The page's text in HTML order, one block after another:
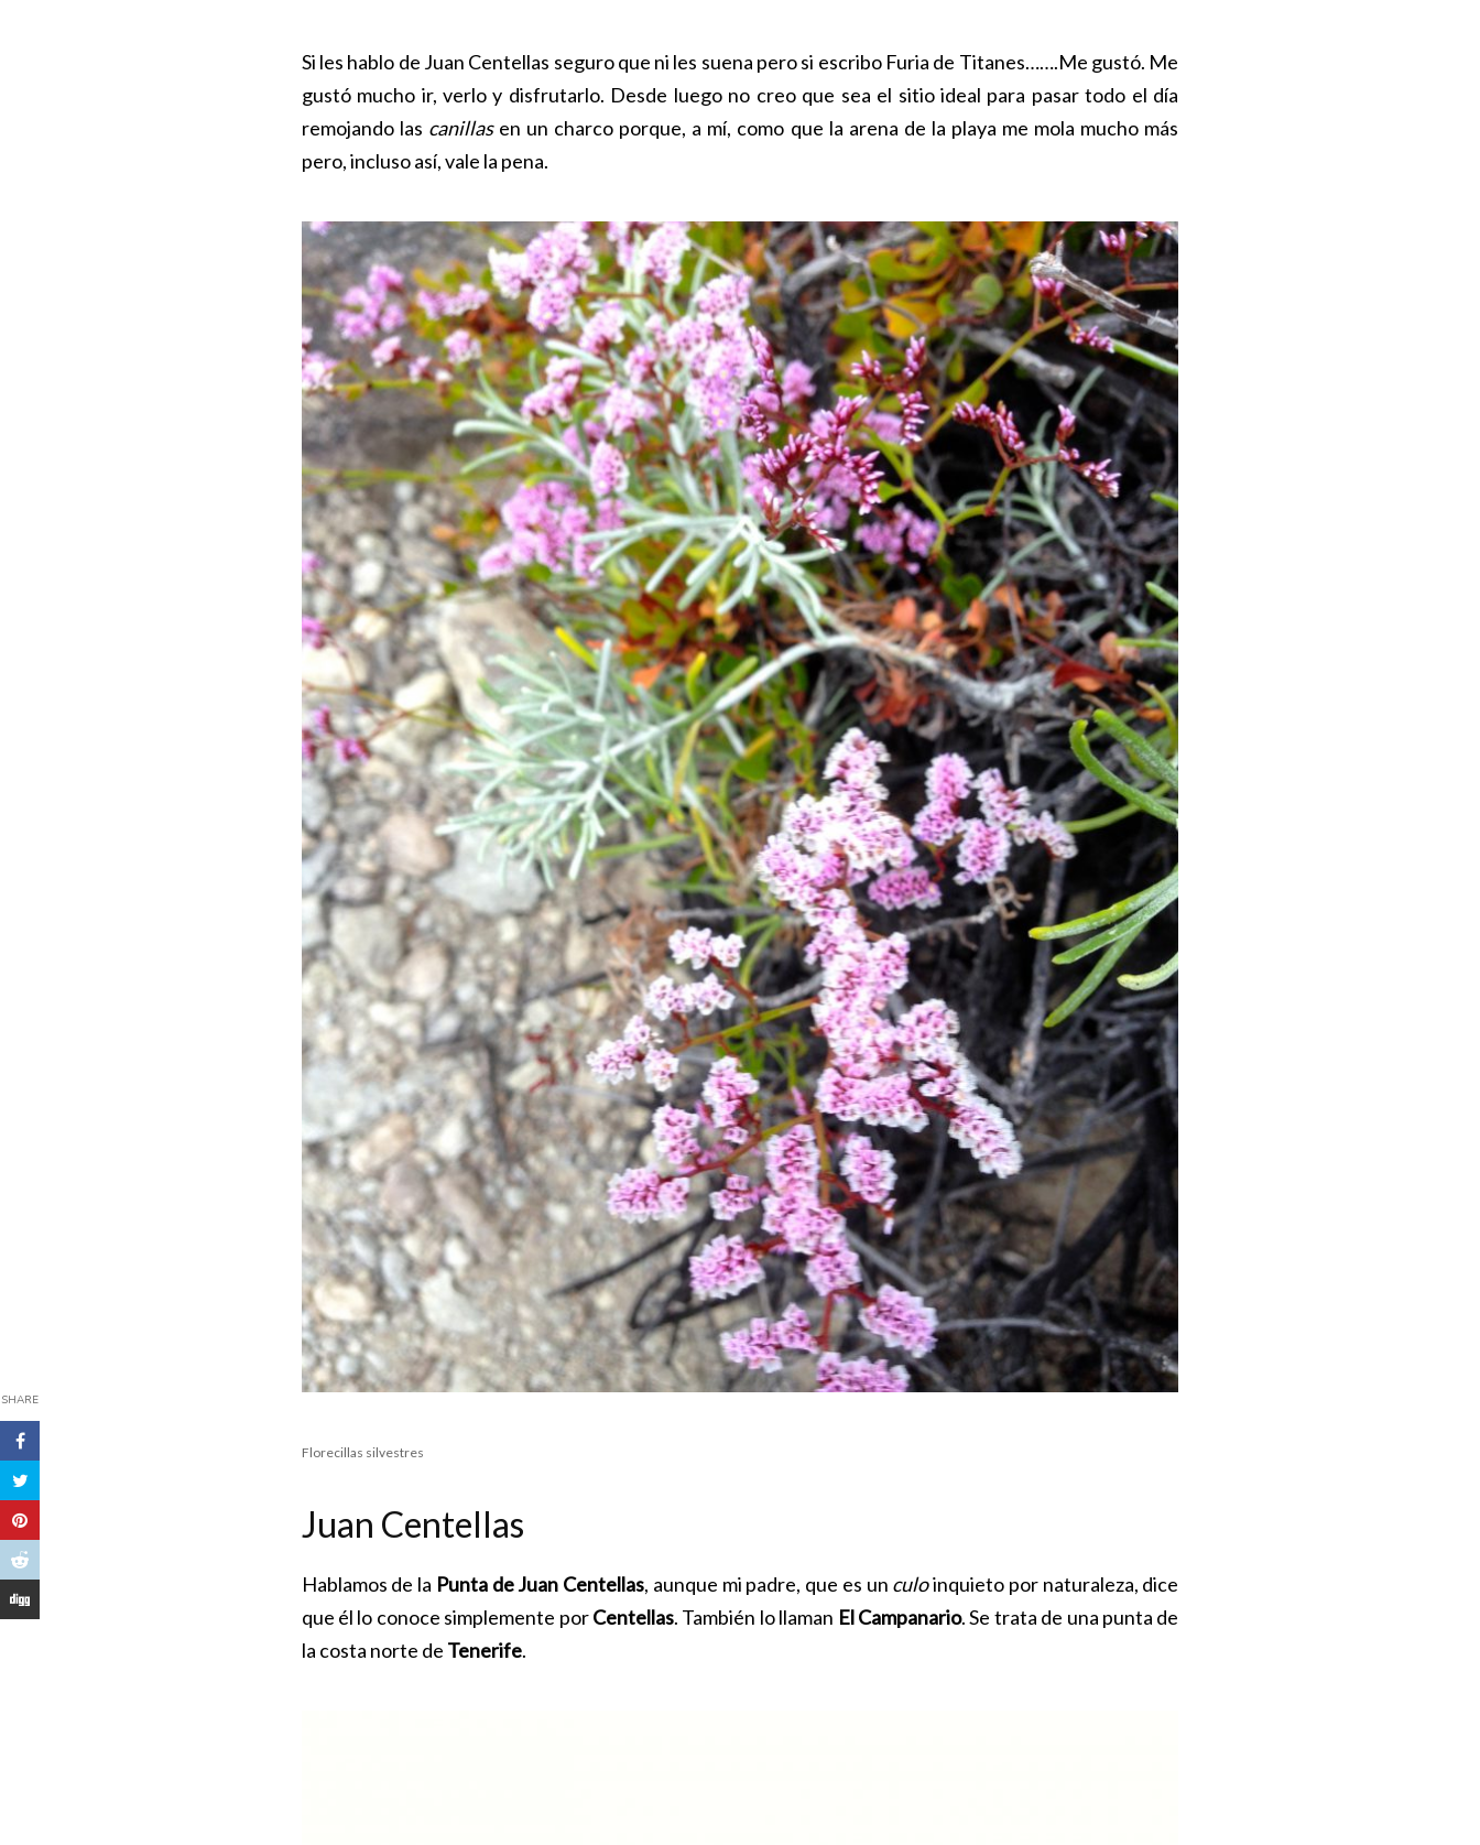
SHARE
Si les hablo de Juan Centellas seguro que ni les suena pero si escribo Furia de Titanes…….Me gustó. Me
gustó mucho ir, verlo y disfrutarlo. Desde luego no creo que sea el sitio ideal para pasar todo el día
remojando las canillasen un charco porque, a mí, como que la arena de la playa me mola mucho más
pero, incluso así, vale la pena.
Florecillas silvestres
Juan Centellas
Hablamos de la Punta de Juan Centellas, aunque mi padre, que es un culoinquieto por naturaleza, dice
que él lo conoce simplemente porCentellas. También lo llaman El Campanario. Se trata de una punta de
la costa norte de Tenerife.